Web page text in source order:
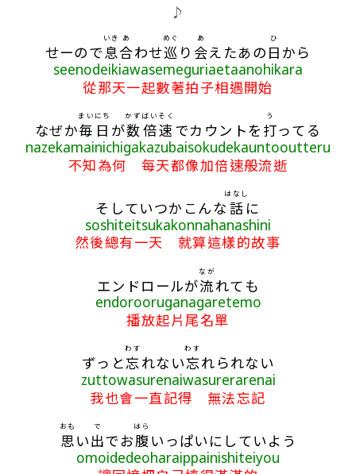
♪
せーので 息
いき
合
あ
わせ巡
めぐ
り 会
あ
えたあの 日
ひ
から
seenodeikiawasemeguriaetaanohikara
從那天一起數著拍子相遇開始
なぜか毎日
まいにち
が数
かず
倍速
ばいそく
でカウントを 打
う
ってる
nazekamainichigakazubaisokudekauntooutteru
不知為何 每天都像加倍速般流逝
そしていつかこんな 話
はなし
に
soshiteitsukakonnahanashini
然後總有一天 就算這樣的故事
エンドロールが流
なが
れても
endorooruganagaretemo
播放起片尾名單
ずっと忘
わす
れない忘
わす
れられない
zuttowasurenaiwasurerarenai
我也會一直記得 無法忘記
思
おも
い出
で
でお腹
はら
いっぱいにしていよう
omoidedeoharaippainishiteiyou